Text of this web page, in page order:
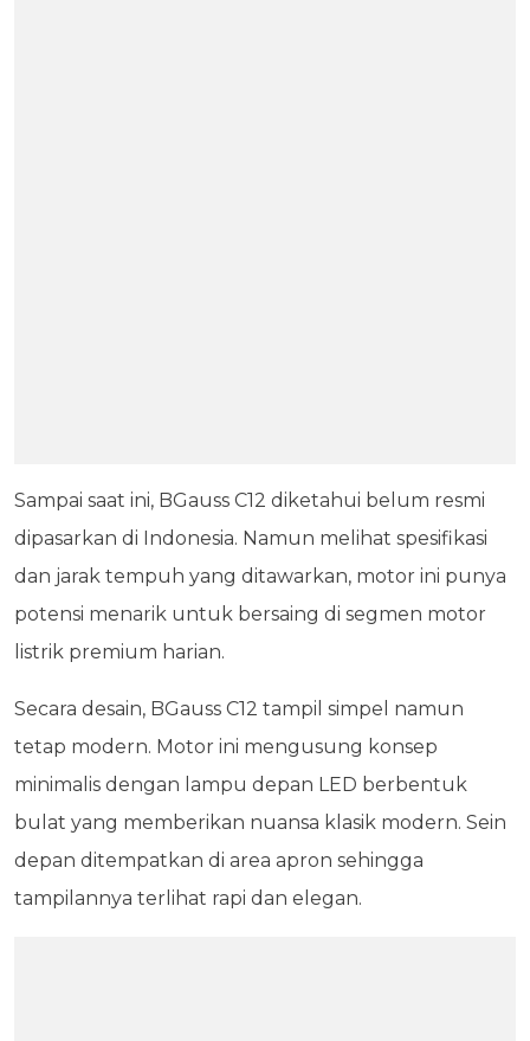
Sampai saat ini, BGauss C12 diketahui belum resmi
dipasarkan di Indonesia. Namun melihat spesifikasi
dan jarak tempuh yang ditawarkan, motor ini punya
potensi menarik untuk bersaing di segmen motor
listrik premium harian.
Secara desain, BGauss C12 tampil simpel namun
tetap modern. Motor ini mengusung konsep
minimalis dengan lampu depan LED berbentuk
bulat yang memberikan nuansa klasik modern. Sein
depan ditempatkan di area apron sehingga
tampilannya terlihat rapi dan elegan.